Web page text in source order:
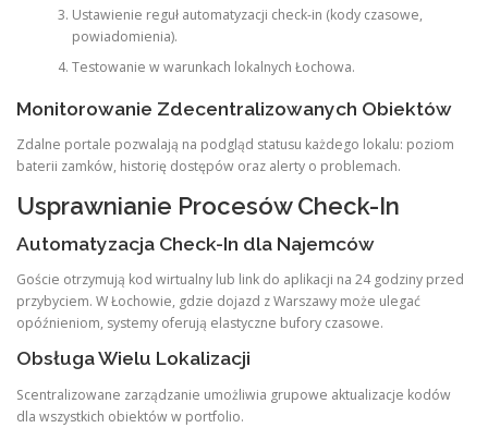
Ustawienie reguł automatyzacji check-in (kody czasowe,
powiadomienia).
Testowanie w warunkach lokalnych Łochowa.
Monitorowanie Zdecentralizowanych Obiektów
Zdalne portale pozwalają na podgląd statusu każdego lokalu: poziom
baterii zamków, historię dostępów oraz alerty o problemach.
Usprawnianie Procesów Check-In
Automatyzacja Check-In dla Najemców
Goście otrzymują kod wirtualny lub link do aplikacji na 24 godziny przed
przybyciem. W Łochowie, gdzie dojazd z Warszawy może ulegać
opóźnieniom, systemy oferują elastyczne bufory czasowe.
Obsługa Wielu Lokalizacji
Scentralizowane zarządzanie umożliwia grupowe aktualizacje kodów
dla wszystkich obiektów w portfolio.